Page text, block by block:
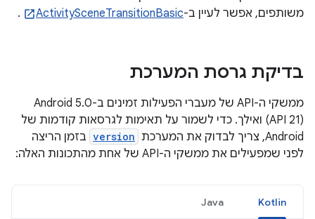
משותפים, אפשר לעיין ב-ActivitySceneTransitionBasic
.
בדיקת גרסת המערכת
(API 21) ואילך. כדי לשמור על תאימות לגרסאות קודמות של
Android, צריך לבדוק את המערכת
version בזמן הריצה
לפני שמפעילים את ממשקי ה-API של אחת מהתכונות האלה:
Kotlin
Java